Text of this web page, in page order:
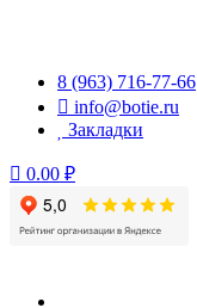
8 (963) 716-77-66
info@botie.ru
Закладки
0.00 ₽